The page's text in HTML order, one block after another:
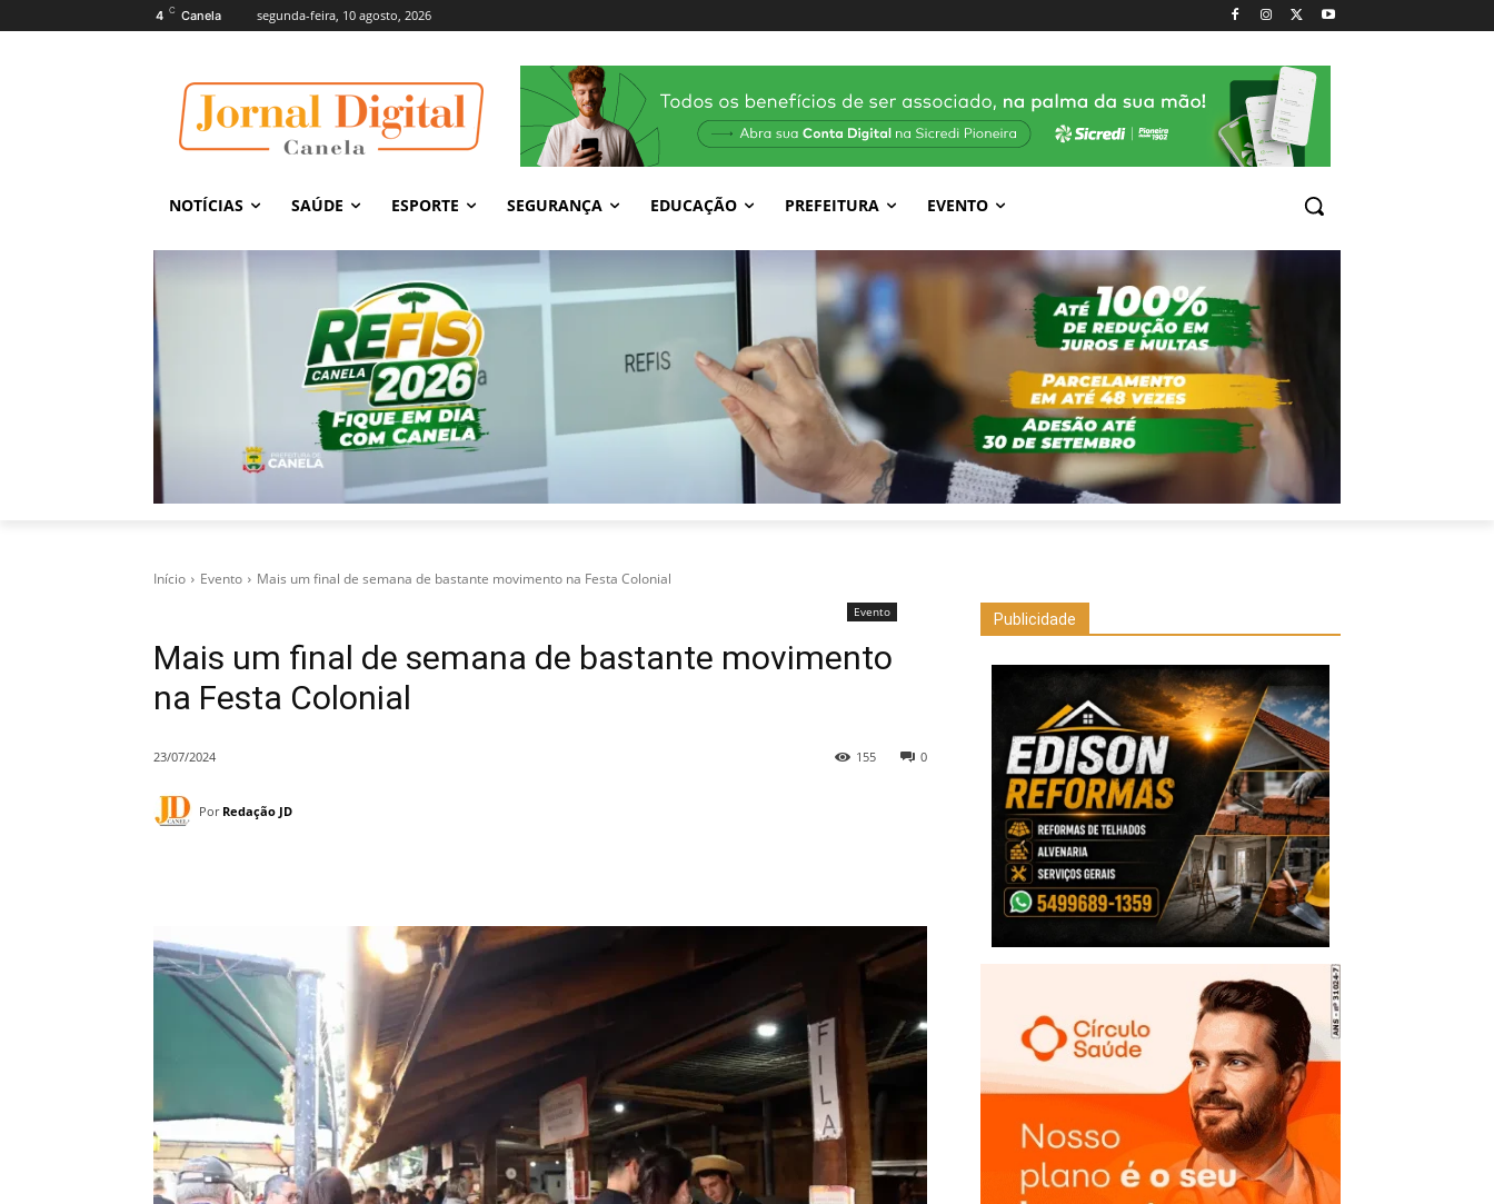
4 C Canela segunda-feira, 10 agosto, 2026
NOTÍCIAS SAÚDE ESPORTE SEGURANÇA EDUCAÇÃO PREFEITURA EVENTO
Início Evento Mais um final de semana de bastante movimento na Festa Colonial
Evento
Mais um final de semana de bastante movimento
na Festa Colonial
23/07/2024 0
155
Por Redação JD
Publicidade